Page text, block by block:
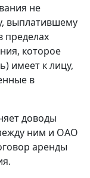
не
выплатившему
пределах
которое
имеет к лицу,
в
доводы
ним и ОАО
аренды